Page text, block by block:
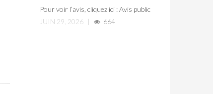
Pour voir l’avis, cliquez ici : Avis public
JUIN 29, 2026
| 664